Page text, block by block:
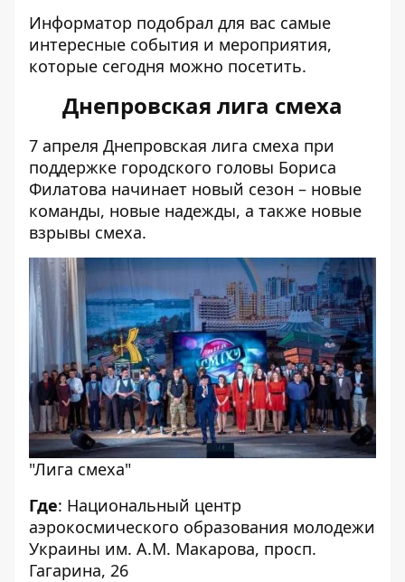
Информатор подобрал для вас самые
интересные события и мероприятия,
которые сегодня можно посетить.
Днепровская лига смеха
7 апреля Днепровская лига смеха при
поддержке городского головы Бориса
Филатова начинает новый сезон – новые
команды, новые надежды, а также новые
взрывы смеха.
"Лига смеха"
Где: Национальный центр
аэрокосмического образования молодежи
Украины им. А.М. Макарова, просп.
Гагарина, 26